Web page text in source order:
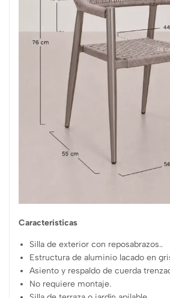
Características
Silla de exterior con reposabrazos..
Estructura de aluminio lacado en
Asiento y respaldo de cuerda
No requiere montaje.